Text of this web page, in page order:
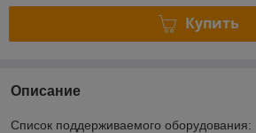
Купить
Описание
Cписок поддерживаемого оборудования: